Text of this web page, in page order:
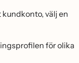
välj en
för olika